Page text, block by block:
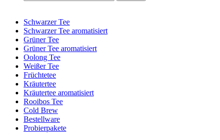
Schwarzer Tee
Schwarzer Tee aromatisiert
Grüner Tee
Grüner Tee aromatisiert
Oolong Tee
Weißer Tee
Früchtetee
Kräutertee
Kräutertee aromatisiert
Rooibos Tee
Cold Brew
Bestellware
Probierpakete